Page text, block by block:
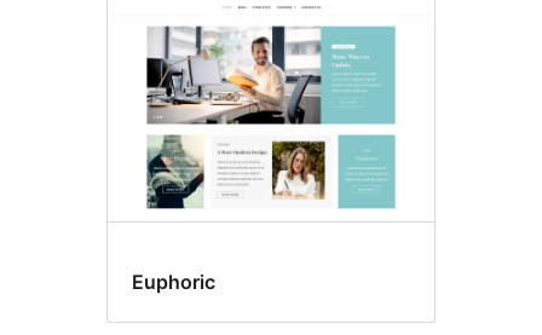
Euphoric